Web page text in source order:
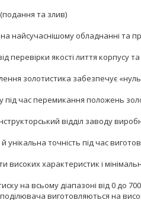
та злив)
на найсучаснішому обладнанні та
перевірки якості лиття корпусу
золотистика забезпечує
під час перемикання положень
відділ заводу
унікальна точність під час
високих характеристик і
на всьому діапазоні від 0 до
виготовляються на